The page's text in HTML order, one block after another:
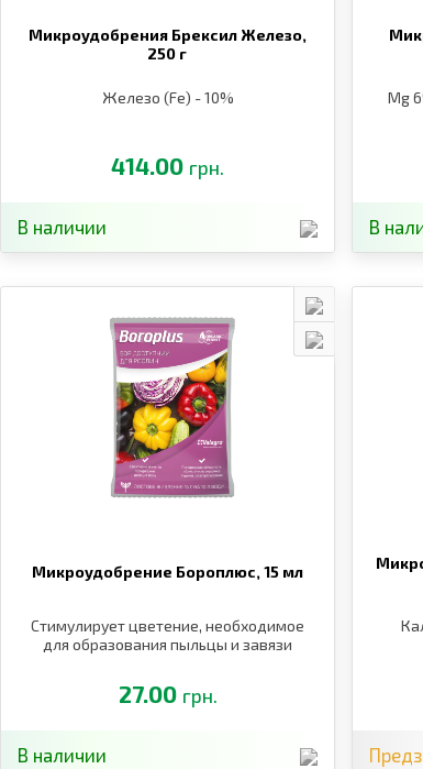
Микроудобрения Брексил Железо,
250 г
Железо (Fe) - 10%
414.00 грн.
В наличии
Mg
В
Микроудобрение Бороплюс, 15 мл
Стимулирует цветение, необходимое
для образования пыльцы и завязи
27.00 грн.
В наличии